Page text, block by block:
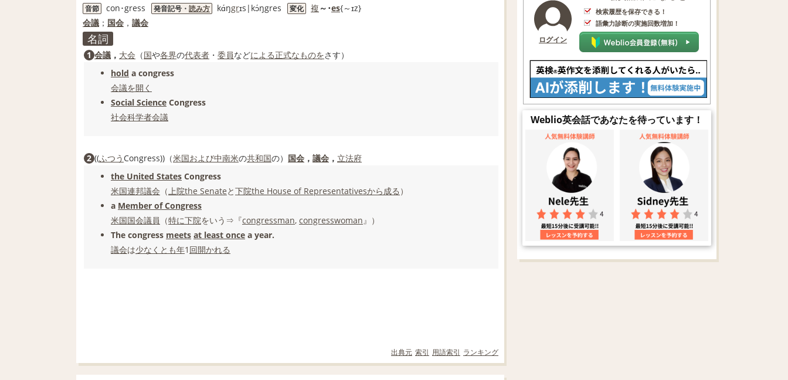
音節 con･gress 発音記号・ 読み方 kɑ́ŋgrɪs|kɔ́ŋgres 変化 複 ～･es{～ɪz}
会議 ； 国会 ， 議会
名詞
1 会議 ， 大会 （国や各界の代表者 ・ 委員などによる正式なものをさす）
hold a congress
会議を開く
Social Science Congress
社会科学者会議
2 ((ふつう Congress))（米国および中南米の共和国の） 国会 ， 議会 ， 立法府
the United States Congress
米国連邦議会 （上院the Senateと下院the House of Representativesから成る ）
a Member of Congress
米国国会議員 （特に下院をいう⇒『congressman, congresswoman』）
The congress meets at least once a year.
議会は少なくとも年1 回開かれる
出典元 索引 用語索引 ランキング
ログイン
検索履歴を保存できる！
語彙力診断の実施回数増加！
Weblio英会話であなたを待っています！